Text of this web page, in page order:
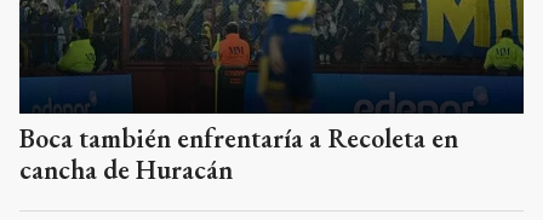
Boca también enfrentaría a Recoleta en
cancha de Huracán